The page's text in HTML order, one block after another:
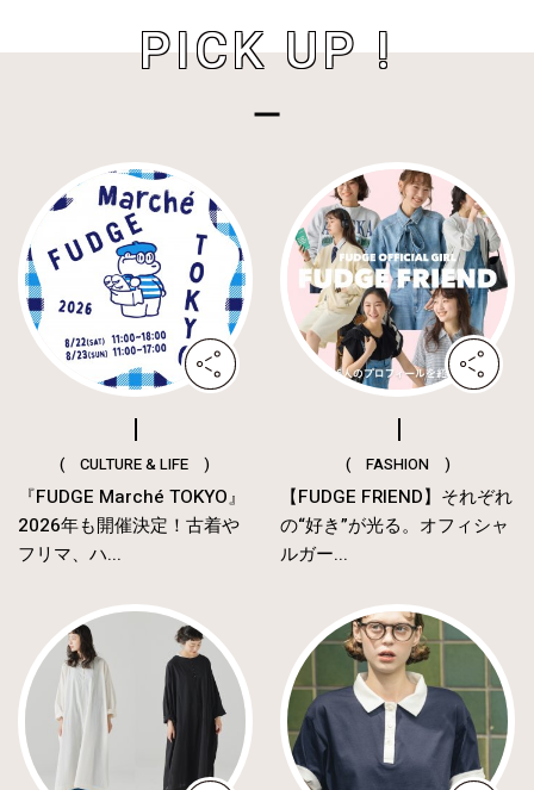
PICK UP !
( CULTURE & LIFE )
『FUDGE Marché TOKYO』
2026年も開催決定！古着や
フリマ、ハ...
( FASHION )
【FUDGE FRIEND】それぞれ
の“好き”が光る。オフィシャ
ルガー...